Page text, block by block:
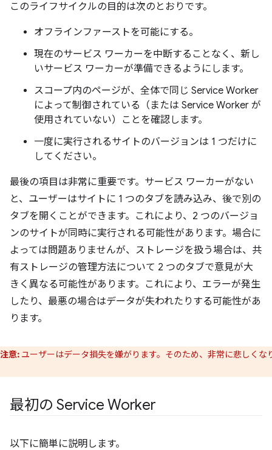
このライフサイクルの目的は次のとおりです。
オフラインファーストを可能にする。
現在のサービス ワーカーを中断することなく、新し
いサービス ワーカーが準備できるようにします。
スコープ内のページが、全体で同じ Service Worker
によって制御されている（または Service Worker が
使用されていない）ことを確認します。
一度に実行されるサイトのバージョンは 1 つだけに
してください。
最後の項目は非常に重要です。サービス ワーカーがない
と、ユーザーはサイトに 1 つのタブを読み込み、後で別の
タブを開くことができます。これにより、2 つのバージョ
ンのサイトが同時に実行される可能性があります。場合に
よっては問題ありませんが、ストレージを扱う場合は、共
有ストレージの管理方法について 2 つのタブで意見が大
きく異なる可能性があります。これにより、エラーが発生
したり、最悪の場合はデータが失われたりする可能性があ
ります。
注意: ユーザーはデータ損失を嫌がります。そのため、非常に悲しくな
最初の Service Worker
以下に簡単に説明します。